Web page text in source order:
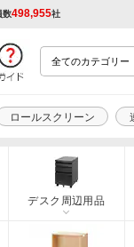
数498,955社
ロールスクリーン
デスク周辺用品